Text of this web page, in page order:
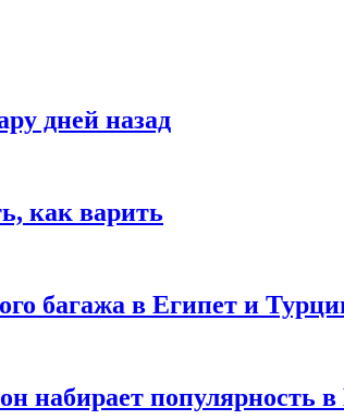
дней назад
как варить
багажа в Египет и
набирает популярность в